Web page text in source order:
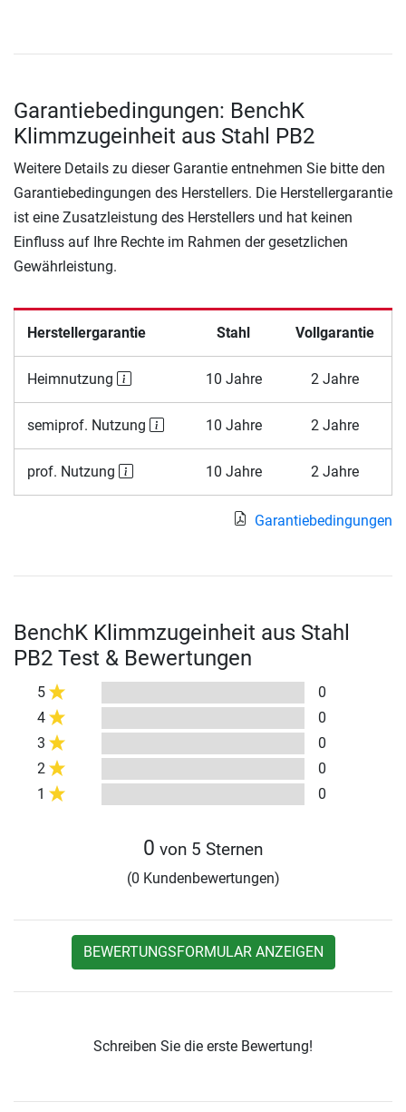
Garantiebedingungen: BenchK
Klimmzugeinheit aus Stahl PB2
Weitere Details zu dieser Garantie entnehmen Sie bitte den
Garantiebedingungen des Herstellers. Die Herstellergarantie
ist eine Zusatzleistung des Herstellers und hat keinen
Einfluss auf Ihre Rechte im Rahmen der gesetzlichen
Gewährleistung.
Herstellergarantie Stahl Vollgarantie
Heimnutzung 10 Jahre 2 Jahre
semiprof. Nutzung 10 Jahre 2 Jahre
prof. Nutzung 10 Jahre 2 Jahre
Garantiebedingungen
BenchK Klimmzugeinheit aus Stahl
PB2 Test & Bewertungen
5
0
4
0
3
0
2
0
1
0
0 von 5 Sternen
(0 Kundenbewertungen)
BEWERTUNGSFORMULAR ANZEIGEN
Schreiben Sie die erste Bewertung!